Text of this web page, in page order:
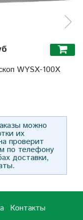
WYSX-100X
можно
их
проверит
по телефону
доставки,
Контакты